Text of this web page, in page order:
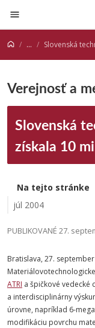
Prejsť na obsah
... Slovenská
Verejnosť a
Slovenská
získala 10
Na tejto stránke
júl 2004
PUBLIKOVANÉ 27.
Bratislava, 27.
ATRI a špičkové vedecké
a interdisciplinárny
úrovne, napríklad 6-
modifikáciu povrchu